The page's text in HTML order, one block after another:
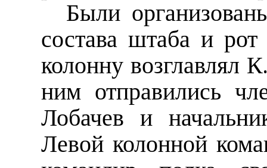
Были
состава штаба и
колонну возглавлял
ним отправились
Лобачев и
Левой колонной